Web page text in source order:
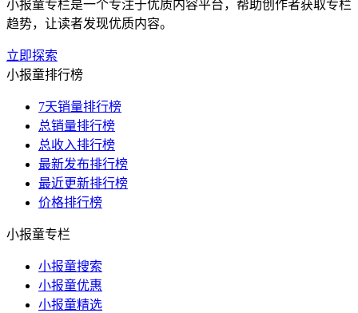
小报童专栏是一个专注于优质内容平台，帮助创作者获取专栏
趋势，让读者发现优质内容。
立即探索
小报童排行榜
7天销量排行榜
总销量排行榜
总收入排行榜
最新发布排行榜
最近更新排行榜
价格排行榜
小报童专栏
小报童搜索
小报童优惠
小报童精选